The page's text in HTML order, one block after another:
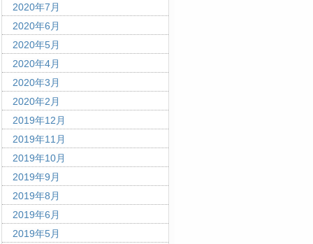
2020年7月
2020年6月
2020年5月
2020年4月
2020年3月
2020年2月
2019年12月
2019年11月
2019年10月
2019年9月
2019年8月
2019年6月
2019年5月